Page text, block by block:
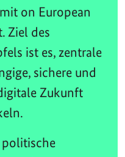
on European
Ziel des
ist es, zentrale
sichere und
Zukunft